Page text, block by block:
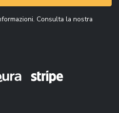
Consulta la nostra